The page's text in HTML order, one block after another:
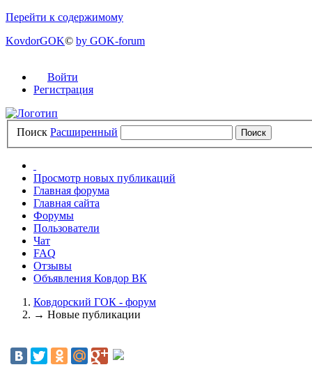
Перейти к содержимому
KovdorGOK© by GOK-forum
Войти
Регистрация
Поиск Расширенный
Просмотр новых публикаций
Главная форума
Главная сайта
Форумы
Пользователи
Чат
FAQ
Отзывы
Объявления Ковдор ВК
Ковдорский ГОК - форум
→ Новые публикации